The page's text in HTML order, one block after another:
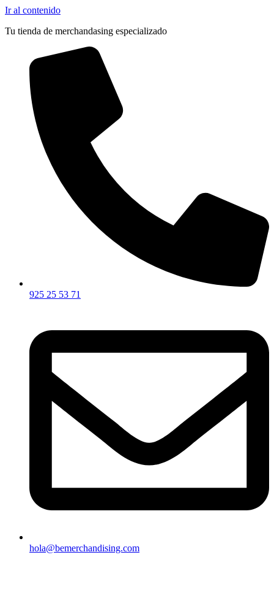
Ir al contenido
Tu tienda de merchandasing especializado
925 25 53 71
hola@bemerchandising.com